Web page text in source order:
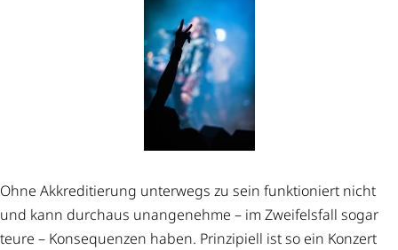
Ohne Akkreditierung unterwegs zu sein funktioniert nicht
und kann durchaus unangenehme – im Zweifelsfall sogar
teure – Konsequenzen haben. Prinzipiell ist so ein Konzert